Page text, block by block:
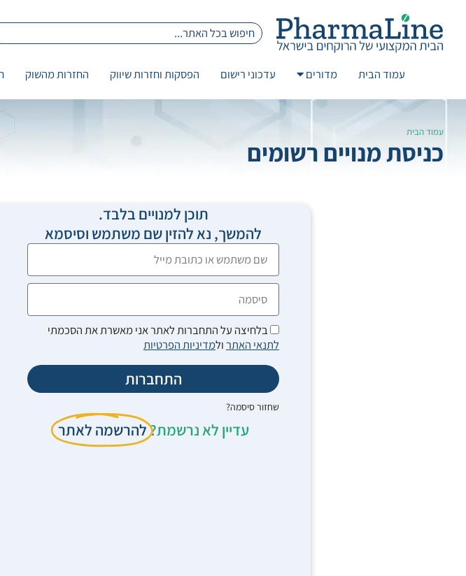
עמוד הבית מדורים עדכוני רישום הפסקות וחזרות שיווק החזרות מהשוק
עמוד הבית
כניסת מנויים רשומים
תוכן למנויים בלבד.
להמשך, נא להזין שם משתמש וסיסמא
בלחיצה על התחברות לאתר אני מאשרת את הסכמתי
לתנאי האתרולמדיניות הפרטיות
התחברות
שחזור סיסמה?
עדיין לא נרשמת?להרשמה לאתר